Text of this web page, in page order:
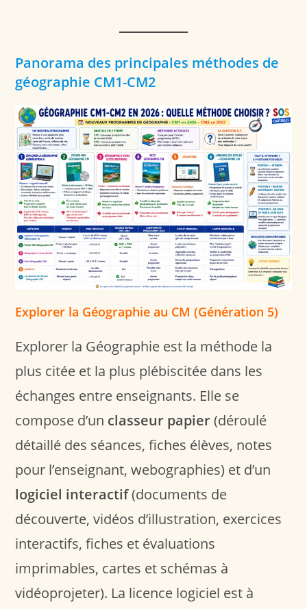
Panorama des principales méthodes de
géographie CM1-CM2
Explorer la Géographie au CM (Génération 5)
Explorer la Géographie est la méthode la
plus citée et la plus plébiscitée dans les
échanges entre enseignants. Elle se
compose d’un classeur papier(déroulé
détaillé des séances, fiches élèves, notes
pour l’enseignant, webographies) et d’un
logiciel interactif(documents de
découverte, vidéos d’illustration, exercices
interactifs, fiches et évaluations
imprimables, cartes et schémas à
vidéoprojeter). La licence logiciel est à